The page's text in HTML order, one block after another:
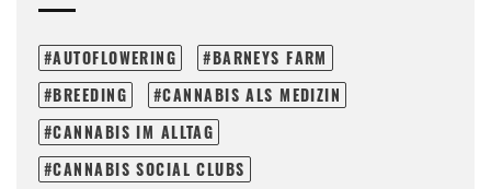
AUTOFLOWERING
BARNEYS FARM
BREEDING
CANNABIS ALS MEDIZIN
CANNABIS IM ALLTAG
CANNABIS SOCIAL CLUBS